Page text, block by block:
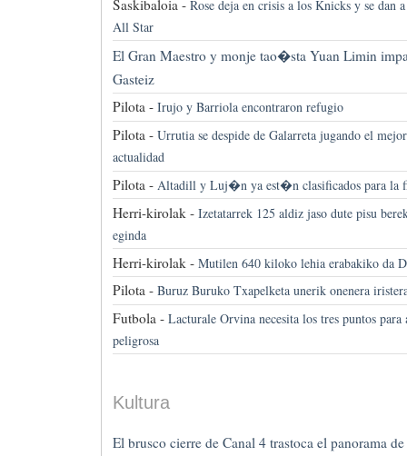
Saskibaloia - Rose deja en crisis a los Knicks y se dan
All Star
El Gran Maestro y monje tao�sta Yuan Limin
Gasteiz
Pilota - Irujo y Barriola encontraron refugio
Pilota - Urrutia se despide de Galarreta jugando el
actualidad
Pilota - Altadill y Luj�n ya est�n clasificados para la
Herri-kirolak - Izetatarrek 125 aldiz jaso dute pisu
eginda
Herri-kirolak - Mutilen 640 kiloko lehia erabakiko da
Pilota - Buruz Buruko Txapelketa unerik onenera
Futbola - Lacturale Orvina necesita los tres puntos para
peligrosa
Kultura
El brusco cierre de Canal 4 trastoca el panorama